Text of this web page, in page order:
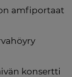
amfiportaat
konsertti